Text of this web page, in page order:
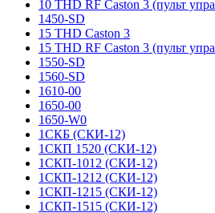
10 THD RF Caston 3 (пульт
1450-SD
15 THD Caston 3
15 THD RF Caston 3 (пульт
1550-SD
1560-SD
1610-00
1650-00
1650-W0
1СКБ (СКИ-12)
1СКП 1520 (СКИ-12)
1СКП-1012 (СКИ-12)
1СКП-1212 (СКИ-12)
1СКП-1215 (СКИ-12)
1СКП-1515 (СКИ-12)